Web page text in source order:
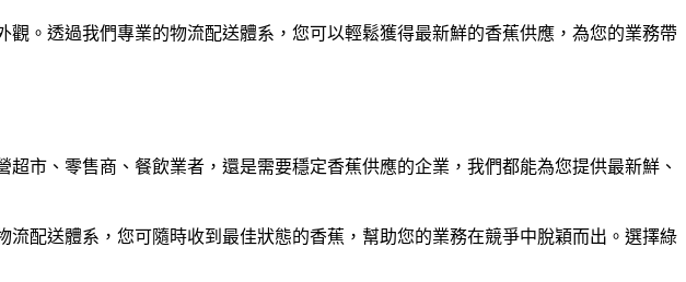
。透過我們專業的物流配送體系，您可以輕鬆獲得最新鮮的香蕉供應，為您的業務帶
市、零售商、餐飲業者，還是需要穩定香蕉供應的企業，我們都能為您提供最新鮮、
配送體系，您可隨時收到最佳狀態的香蕉，幫助您的業務在競爭中脫穎而出。選擇綠